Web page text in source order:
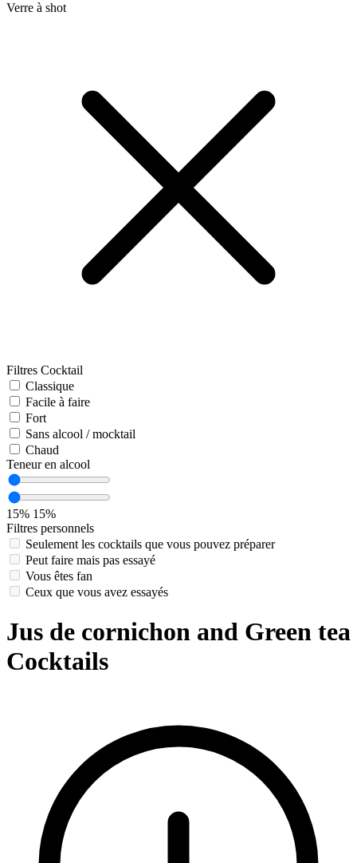
Verre à shot
Filtres Cocktail
Classique
Facile à faire
Fort
Sans alcool / mocktail
Chaud
Teneur en alcool
15% 15%
Filtres personnels
Seulement les cocktails que vous pouvez préparer
Peut faire mais pas essayé
Vous êtes fan
Ceux que vous avez essayés
Jus de cornichon and Green tea
Cocktails